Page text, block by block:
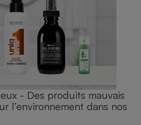
- Des produits mauvais
l’environnement dans nos